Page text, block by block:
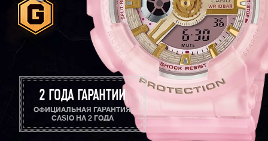
2 ГОДА ГАРАНТИИ
ОФИЦИАЛЬНАЯ ГАРАНТИЯ
CASIO НА 2 ГОДА